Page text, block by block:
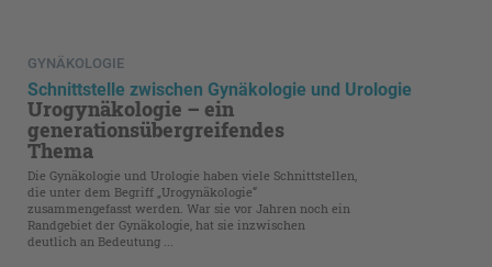
GYNÄKOLOGIE
Schnittstelle zwischen Gynäkologie und Urologie
Urogynäkologie – ein
generationsübergreifendes
Thema
Die Gynäkologie und Urologie haben viele Schnittstellen,
die unter dem Begriff „Urogynäkologie“
zusammengefasst werden. War sie vor Jahren noch ein
Randgebiet der Gynäkologie, hat sie inzwischen
deutlich an Bedeutung ...